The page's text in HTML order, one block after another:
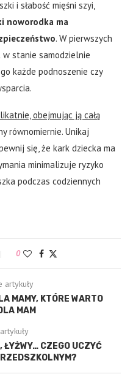
i słabość mięśni szyi,
noworodka ma
. W pierwszych
stanie samodzielnie
każde podnoszenie czy
obejmując ją całą
równomiernie. Unikaj
się, że kark dziecka ma
minimalizuje ryzyko
podczas codziennych
0
artykuły
MAMY, KTÓRE WARTO
MAM
ŁYŻWY… CZEGO UCZYĆ